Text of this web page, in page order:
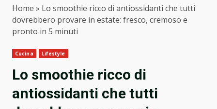
Home » Lo smoothie ricco di antiossidanti che tutti
dovrebbero provare in estate: fresco, cremoso e
pronto in 5 minuti
Cucina Lifestyle
Lo smoothie ricco di
antiossidanti che tutti